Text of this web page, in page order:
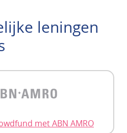
leningen
met ABN AMRO